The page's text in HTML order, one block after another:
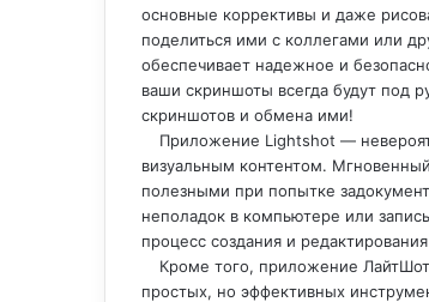
основные коррективы и даже
поделиться ими с коллегами или
обеспечивает надежное и
ваши скриншоты всегда будут под
скриншотов и обмена ими!
Приложение Lightshot —
визуальным контентом.
полезными при попытке
неполадок в компьютере или
процесс создания и
Кроме того, приложение
простых, но эффективных